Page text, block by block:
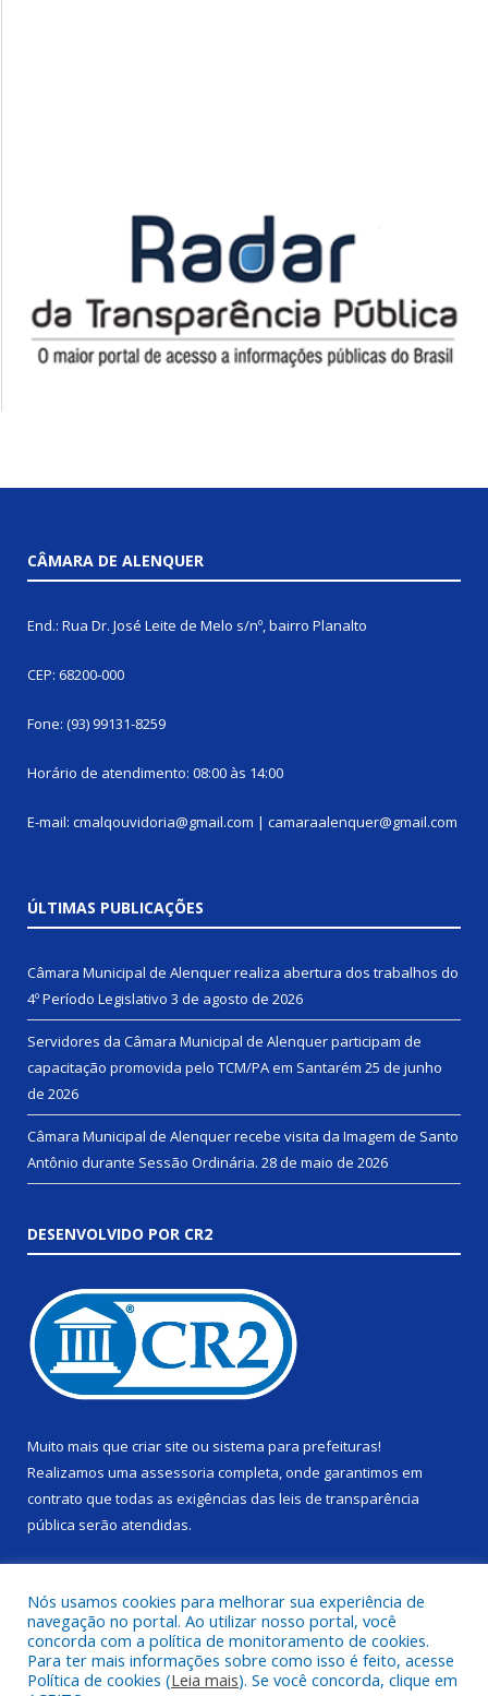
CÂMARA DE ALENQUER
End.: Rua Dr. José Leite de Melo s/nº, bairro Planalto
CEP: 68200-000
Fone: (93) 99131-8259
Horário de atendimento: 08:00 às 14:00
E-mail: cmalqouvidoria@gmail.com | camaraalenquer@gmail.com
ÚLTIMAS PUBLICAÇÕES
Câmara Municipal de Alenquer realiza abertura dos trabalhos do
4º Período Legislativo 3 de agosto de 2026
Servidores da Câmara Municipal de Alenquer participam de
capacitação promovida pelo TCM/PA em Santarém 25 de junho
de 2026
Câmara Municipal de Alenquer recebe visita da Imagem de Santo
Antônio durante Sessão Ordinária. 28 de maio de 2026
DESENVOLVIDO POR CR2
Muito mais que criar site ou sistema para prefeituras!
Realizamos uma assessoria completa, onde garantimos em
contrato que todas as exigências das leis de transparência
pública serão atendidas.
Todos os direitos reservados a Câmara Municipal de Alenquer.
Nós usamos cookies para melhorar sua experiência de
navegação no portal. Ao utilizar nosso portal, você
concorda com a política de monitoramento de cookies.
Para ter mais informações sobre como isso é feito, acesse
Política de cookies (Leia mais). Se você concorda, clique em